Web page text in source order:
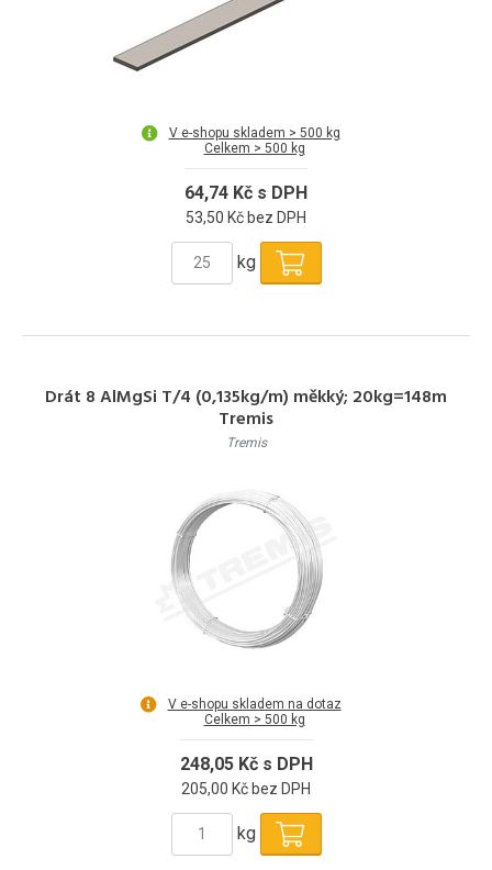
V e-shopu skladem > 500 kg
Celkem > 500 kg
64,74 Kč s DPH
53,50 Kč bez DPH
kg
Drát 8 AlMgSi T/4 (0,135kg/m) měkký; 20kg=148m
Tremis
Tremis
V e-shopu skladem na dotaz
Celkem > 500 kg
248,05 Kč s DPH
205,00 Kč bez DPH
kg